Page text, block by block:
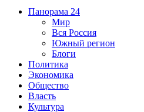
Панорама 24
Мир
Вся Россия
Южный регион
Блоги
Политика
Экономика
Общество
Власть
Культура